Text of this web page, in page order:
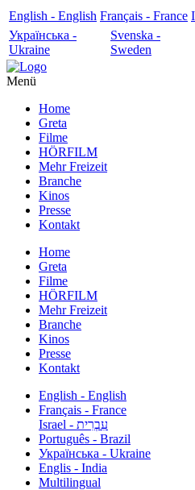
English - English Français - France
Українська -
Ukraine
Svenska -
Sweden
Menü
Home
Greta
Filme
HÖRFILM
Mehr Freizeit
Branche
Kinos
Presse
Kontakt
Home
Greta
Filme
HÖRFILM
Mehr Freizeit
Branche
Kinos
Presse
Kontakt
English - English
Français - France
עִבְרִית - Israel
Português - Brazil
Українська - Ukraine
Englis - India
Multilingual